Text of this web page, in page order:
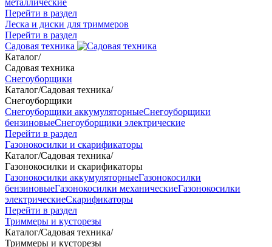
металлические
Перейти в раздел
Леска и диски для триммеров
Перейти в раздел
Садовая техника
Каталог/
Садовая техника
Снегоуборщики
Каталог/Садовая техника/
Снегоуборщики
Снегоуборщики аккумуляторныеСнегоуборщики
бензиновыеСнегоуборщики электрические
Перейти в раздел
Газонокосилки и скарификаторы
Каталог/Садовая техника/
Газонокосилки и скарификаторы
Газонокосилки аккумуляторныеГазонокосилки
бензиновыеГазонокосилки механическиеГазонокосилки
электрическиеСкарификаторы
Перейти в раздел
Триммеры и кусторезы
Каталог/Садовая техника/
Триммеры и кусторезы